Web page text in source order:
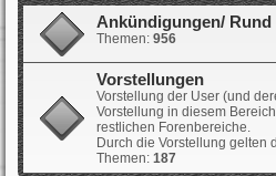
Ankündigungen/ Rund
Themen: 956
Vorstellungen
Vorstellung der User (und
Vorstellung in diesem
restlichen Forenbereiche.
Durch die Vorstellung gelten
Themen: 187